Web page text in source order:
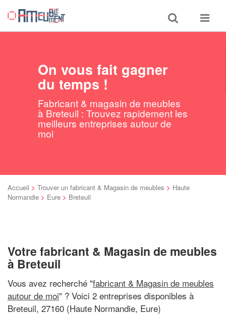
Toggle
search
Toggle
On vous fait gagner
du temps !
Fabricant & magasin de meubles
à Breteuil : Trouvez rapidement les
meilleurs entreprises autour de
moi
Accueil > Trouver un fabricant & Magasin de meubles > Haute
Normandie > Eure > Breteuil
Votre fabricant & Magasin de meubles
à Breteuil
Vous avez recherché "fabricant & Magasin de meubles
autour de moi" ? Voici 2 entreprises disponibles à
Breteuil, 27160 (Haute Normandie, Eure)